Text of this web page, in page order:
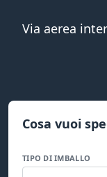
Via aerea
Cosa vuoi
TIPO DI IMBALLO